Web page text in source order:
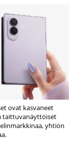
ovat kasvaneet
taittuvanäyttöiset
yhtiön